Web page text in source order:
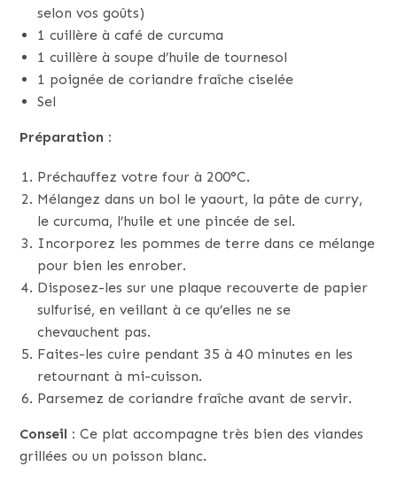
selon vos goûts)
1 cuillère à café de curcuma
1 cuillère à soupe d’huile de tournesol
1 poignée de coriandre fraîche ciselée
Sel
Préparation :
Préchauffez votre four à 200°C.
Mélangez dans un bol le yaourt, la pâte de curry,
le curcuma, l’huile et une pincée de sel.
Incorporez les pommes de terre dans ce mélange
pour bien les enrober.
Disposez-les sur une plaque recouverte de papier
sulfurisé, en veillant à ce qu’elles ne se
chevauchent pas.
Faites-les cuire pendant 35 à 40 minutes en les
retournant à mi-cuisson.
Parsemez de coriandre fraîche avant de servir.
Conseil : Ce plat accompagne très bien des viandes
grillées ou un poisson blanc.